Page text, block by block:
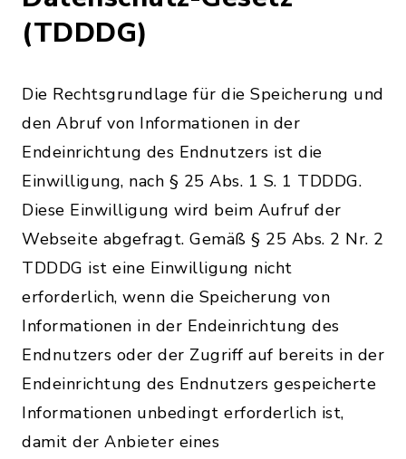
(TDDDG)
Die Rechtsgrundlage für die Speicherung und
den Abruf von Informationen in der
Endeinrichtung des Endnutzers ist die
Einwilligung, nach § 25 Abs. 1 S. 1 TDDDG.
Diese Einwilligung wird beim Aufruf der
Webseite abgefragt. Gemäß § 25 Abs. 2 Nr. 2
TDDDG ist eine Einwilligung nicht
erforderlich, wenn die Speicherung von
Informationen in der Endeinrichtung des
Endnutzers oder der Zugriff auf bereits in der
Endeinrichtung des Endnutzers gespeicherte
Informationen unbedingt erforderlich ist,
damit der Anbieter eines